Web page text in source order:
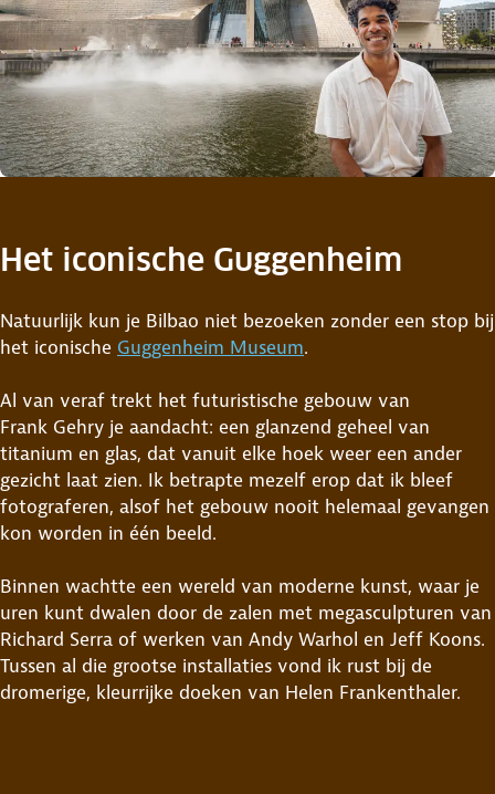
Het iconische Guggenheim
Natuurlijk kun je Bilbao niet bezoeken zonder een stop bij
het iconische Guggenheim Museum.
Al van veraf trekt het futuristische gebouw van
Frank Gehry je aandacht: een glanzend geheel van
titanium en glas, dat vanuit elke hoek weer een ander
gezicht laat zien. Ik betrapte mezelf erop dat ik bleef
fotograferen, alsof het gebouw nooit helemaal gevangen
kon worden in één beeld.
Binnen wachtte een wereld van moderne kunst, waar je
uren kunt dwalen door de zalen met megasculpturen van
Richard Serra of werken van Andy Warhol en Jeff Koons.
Tussen al die grootse installaties vond ik rust bij de
dromerige, kleurrijke doeken van Helen Frankenthaler.